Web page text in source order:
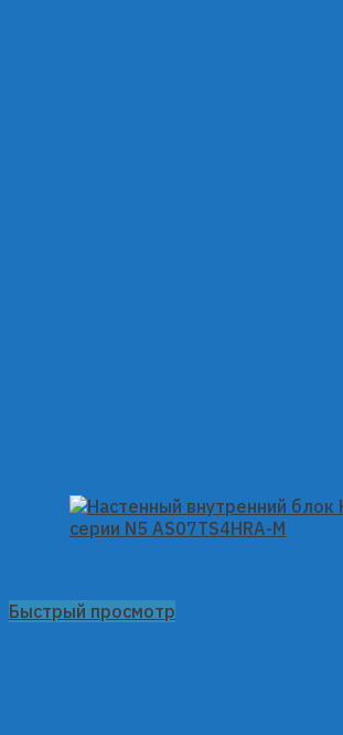
Быстрый просмотр